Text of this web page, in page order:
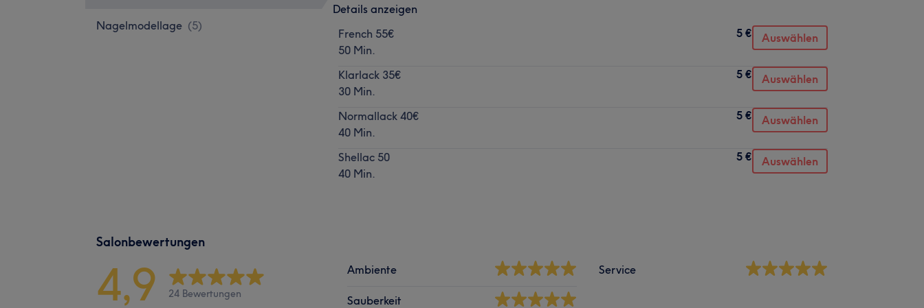
Nagelmodellage (5)
Details anzeigen
French 55€
50 Min.
5 € Auswählen
Klarlack 35€
30 Min.
5 € Auswählen
Normallack 40€
40 Min.
5 € Auswählen
Shellac 50
40 Min.
5 € Auswählen
Salonbewertungen
4,9 24 Bewertungen
Ambiente
Sauberkeit
Service